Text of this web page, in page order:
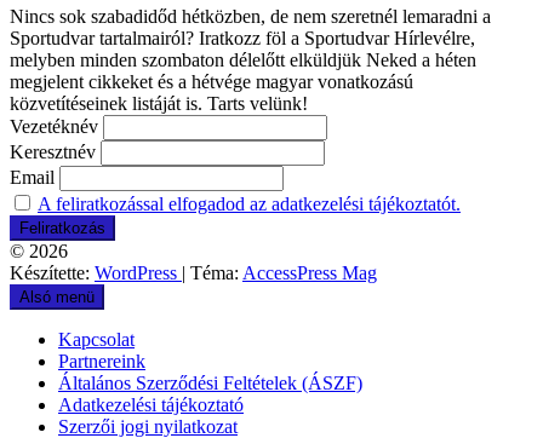
Nincs sok szabadidőd hétközben, de nem szeretnél lemaradni a
Sportudvar tartalmairól? Iratkozz föl a Sportudvar Hírlevélre,
melyben minden szombaton délelőtt elküldjük Neked a héten
megjelent cikkeket és a hétvége magyar vonatkozású
közvetítéseinek listáját is. Tarts velünk!
Vezetéknév
Keresztnév
Email
A feliratkozással elfogadod az adatkezelési tájékoztatót.
© 2026
Készítette: WordPress | Téma: AccessPress Mag
Alsó menü
Kapcsolat
Partnereink
Általános Szerződési Feltételek (ÁSZF)
Adatkezelési tájékoztató
Szerzői jogi nyilatkozat